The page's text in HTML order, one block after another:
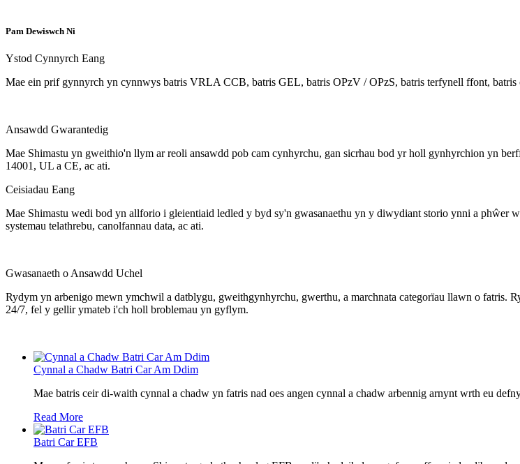
Pam Dewiswch Ni
Ystod Cynnyrch Eang
Mae ein prif gynnyrch yn cynnwys batris VRLA CCB, batris GEL, batris OPzV / OPzS, batris terfynell ffont, batris
Ansawdd Gwarantedig
Mae Shimastu yn gweithio'n llym ar reoli ansawdd pob cam cynhyrchu, gan sicrhau bod yr holl gynhyrchion yn
14001, UL a CE, ac ati.
Ceisiadau Eang
Mae Shimastu wedi bod yn allforio i gleientiaid ledled y byd sy'n gwasanaethu yn y diwydiant storio ynni a phŵer
systemau telathrebu, canolfannau data, ac ati.
Gwasanaeth o Ansawdd Uchel
Rydym yn arbenigo mewn ymchwil a datblygu, gweithgynhyrchu, gwerthu, a marchnata categorïau llawn o fatris.
24/7, fel y gellir ymateb i'ch holl broblemau yn gyflym.
Cynnal a Chadw Batri Car Am Ddim
Mae batris ceir di-waith cynnal a chadw yn fatris nad oes angen cynnal a chadw arbennig arnynt wrth eu
Read More
Batri Car EFB